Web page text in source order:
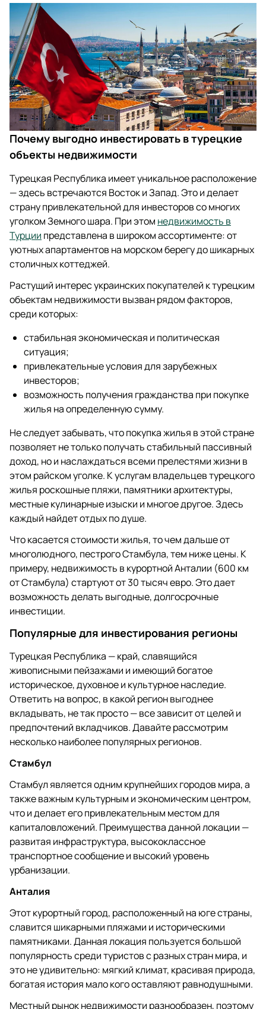
Почему выгодно инвестировать в турецкие
объекты недвижимости
Турецкая Республика имеет уникальное расположение
— здесь встречаются Восток и Запад. Это и делает
страну привлекательной для инвесторов со многих
уголком Земного шара. При этом недвижимость в
Турции представлена в широком ассортименте: от
уютных апартаментов на морском берегу до шикарных
столичных коттеджей.
Растущий интерес украинских покупателей к турецким
объектам недвижимости вызван рядом факторов,
среди которых:
стабильная экономическая и политическая
ситуация;
привлекательные условия для зарубежных
инвесторов;
возможность получения гражданства при покупке
жилья на определенную сумму.
Не следует забывать, что покупка жилья в этой стране
позволяет не только получать стабильный пассивный
доход, но и наслаждаться всеми прелестями жизни в
этом райском уголке. К услугам владельцев турецкого
жилья роскошные пляжи, памятники архитектуры,
местные кулинарные изыски и многое другое. Здесь
каждый найдет отдых по душе.
Что касается стоимости жилья, то чем дальше от
многолюдного, пестрого Стамбула, тем ниже цены. К
примеру, недвижимость в курортной Анталии (600 км
от Стамбула) стартуют от 30 тысяч евро. Это дает
возможность делать выгодные, долгосрочные
инвестиции.
Популярные для инвестирования регионы
Турецкая Республика — край, славящийся
живописными пейзажами и имеющий богатое
историческое, духовное и культурное наследие.
Ответить на вопрос, в какой регион выгоднее
вкладывать, не так просто — все зависит от целей и
предпочтений вкладчиков. Давайте рассмотрим
несколько наиболее популярных регионов.
Стамбул
Стамбул является одним крупнейших городов мира, а
также важным культурным и экономическим центром,
что и делает его привлекательным местом для
капиталовложений. Преимущества данной локации —
развитая инфраструктура, высококлассное
транспортное сообщение и высокий уровень
урбанизации.
Анталия
Этот курортный город, расположенный на юге страны,
славится шикарными пляжами и историческими
памятниками. Данная локация пользуется большой
популярность среди туристов с разных стран мира, и
это не удивительно: мягкий климат, красивая природа,
богатая история мало кого оставляют равнодушными.
Местный рынок недвижимости разнообразен, поэтому